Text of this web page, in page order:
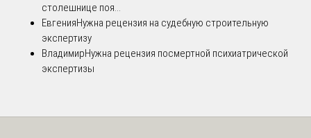
столешнице поя...
ЕвгенияНужна рецензия на судебную строительную
экспертизу
ВладимирНужна рецензия посмертной психиатрической
экспертизы